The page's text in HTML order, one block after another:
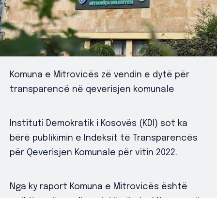
Komuna e Mitrovicës zë vendin e dytë për
transparencë në qeverisjen komunale
Instituti Demokratik i Kosovës (KDI) sot ka
bërë publikimin e Indeksit të Transparencës
për Qeverisjen Komunale për vitin 2022.
Nga ky raport Komuna e Mitrovicës është